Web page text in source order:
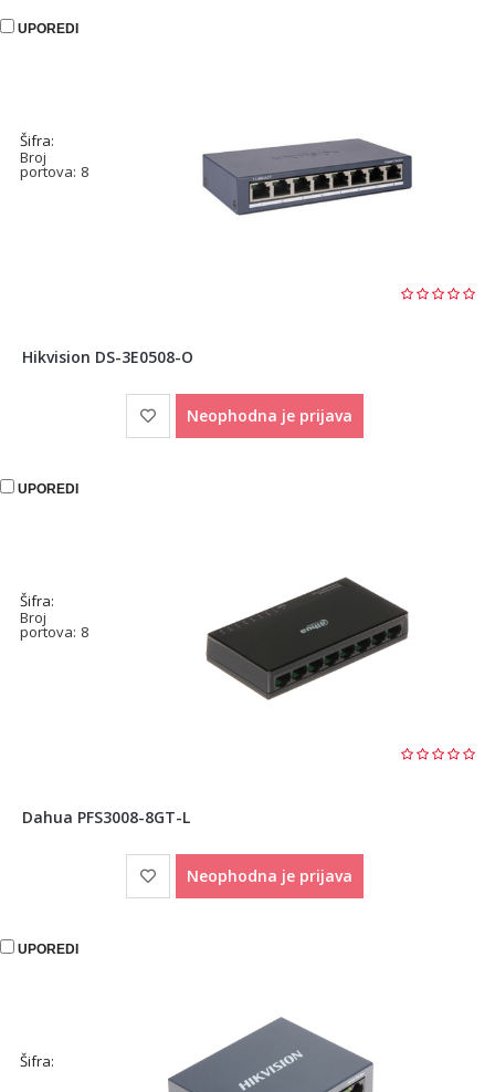
UPOREDI
Šifra:
Broj
portova: 8
Hikvision DS-3E0508-O
Neophodna je prijava
UPOREDI
Šifra:
Broj
portova: 8
Dahua PFS3008-8GT-L
Neophodna je prijava
UPOREDI
Šifra: